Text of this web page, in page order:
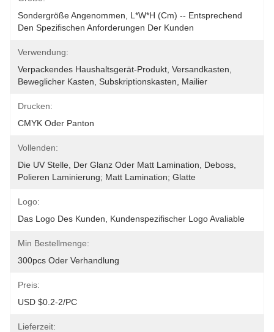
Sondergröße Angenommen, L*W*H (cm) -- Entsprechend
Den Spezifischen Anforderungen Der Kunden
Verwendung:
Verpackendes Haushaltsgerät-Produkt, Versandkasten,
Beweglicher Kasten, Subskriptionskasten, Mailier
Drucken:
CMYK Oder Panton
Vollenden:
Die UV Stelle, Der Glanz Oder Matt Lamination, Deboss,
Polieren Laminierung; Matt Lamination; Glatte
Logo:
Das Logo Des Kunden, Kundenspezifischer Logo Avaliable
Min Bestellmenge:
300pcs Oder Verhandlung
Preis:
USD $0.2-2/PC
Lieferzeit: